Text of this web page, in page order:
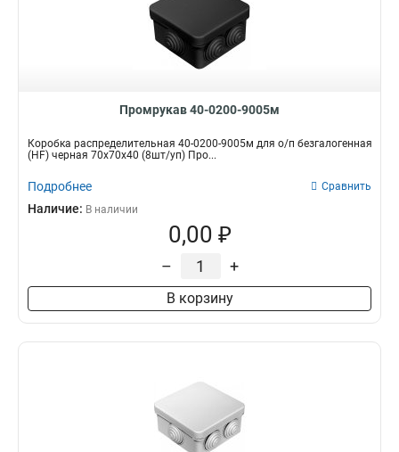
Промрукав 40-0200-9005м
Коробка распределительная 40-0200-9005м для о/п безгалогенная
(HF) черная 70х70х40 (8шт/уп) Про...
Подробнее Сравнить
Наличие: В наличии
0,00 ₽
– +
В корзину